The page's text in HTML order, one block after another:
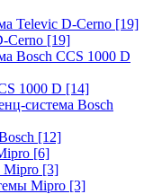
Televic D-Cerno [19]
Cerno [19]
Bosch CCS 1000 D
1000 D [14]
система Bosch
[12]
[6]
Mipro [3]
Mipro [3]